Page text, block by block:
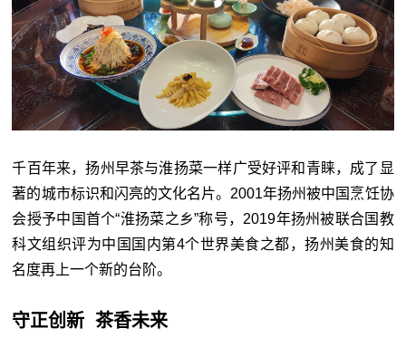
千百年来，扬州早茶与淮扬菜一样广受好评和青睐，成了显
著的城市标识和闪亮的文化名片。2001年扬州被中国烹饪协
会授予中国首个“淮扬菜之乡”称号，2019年扬州被联合国教
科文组织评为中国国内第4个世界美食之都，扬州美食的知
名度再上一个新的台阶。
守正创新 茶香未来